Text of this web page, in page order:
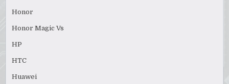
Honor
Honor Magic Vs
HP
HTC
Huawei